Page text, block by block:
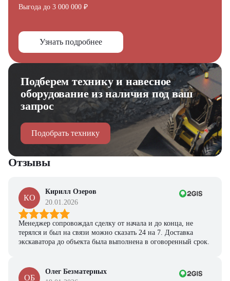
Выгода до 3 000 000 ₽
Узнать подробнее
Подберем технику и навесное
оборудование из наличия под ваш
запрос
Подобрать технику
Отзывы
КО
Кирилл Озеров
20.01.2026
Менеджер сопровождал сделку от начала и до конца, не
терялся и был на связи можно сказать 24 на 7. Доставка
экскаватора до объекта была выполнена в оговоренный срок.
ОБ
Олег Безматерных